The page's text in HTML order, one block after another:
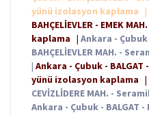
yünü izolasyon kaplama
|
BAHÇELİEVLER - EMEK
kaplama | Ankara - Çubuk
BAHÇELİEVLER MAH. -
| Ankara - Çubuk - BALGAT
yünü izolasyon kaplama |
CEVİZLİDERE MAH. -
Ankara - Çubuk - BALGAT -